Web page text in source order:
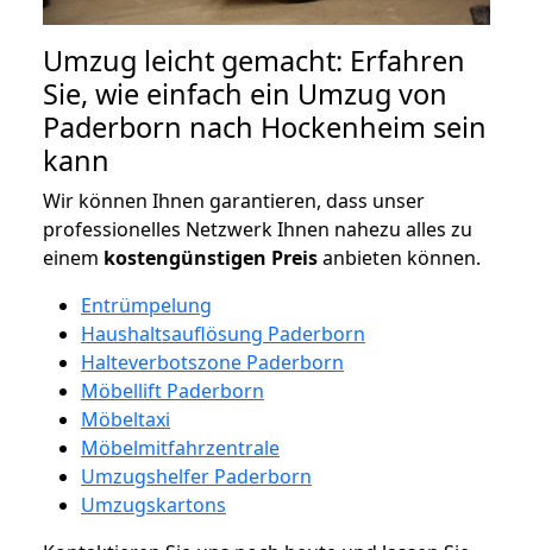
Umzug leicht gemacht: Erfahren
Sie, wie einfach ein Umzug von
Paderborn nach Hockenheim sein
kann
Wir können Ihnen garantieren, dass unser
professionelles Netzwerk Ihnen nahezu alles zu
einem kostengünstigen Preisanbieten können.
Entrümpelung
Haushaltsauflösung Paderborn
Halteverbotszone Paderborn
Möbellift Paderborn
Möbeltaxi
Möbelmitfahrzentrale
Umzugshelfer Paderborn
Umzugskartons